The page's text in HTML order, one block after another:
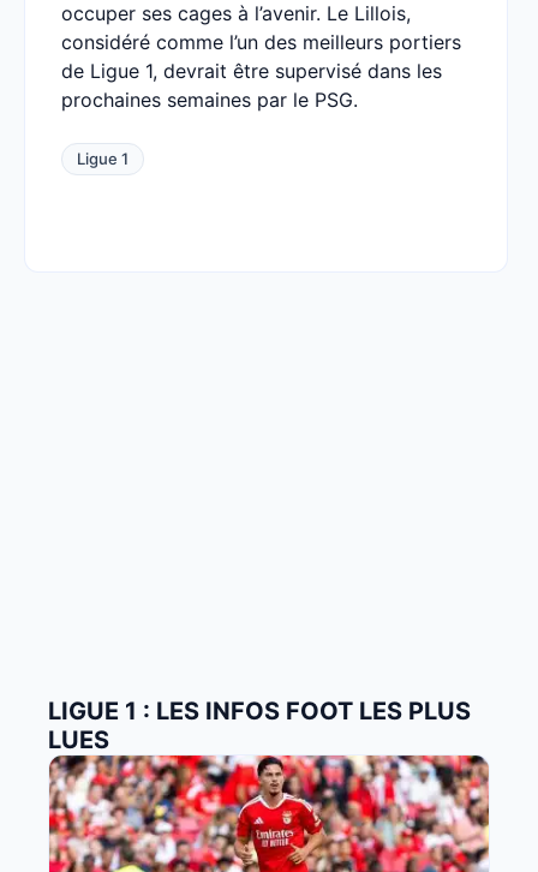
occuper ses cages à l’avenir. Le Lillois,
considéré comme l’un des meilleurs portiers
de Ligue 1, devrait être supervisé dans les
prochaines semaines par le PSG.
Ligue 1
LIGUE 1 : LES INFOS FOOT LES PLUS
LUES